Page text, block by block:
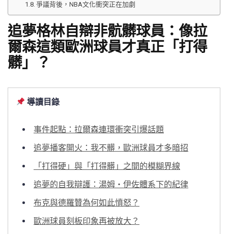
爭議背後，NBA文化衝突正在加劇
追夢格林自辯非骯髒球員：像拉
爾森這類歐洲球員才真正「打得
髒」？
導讀目錄
事件起點：拉爾森連環衝突引爆話題
追夢播客開火：我不髒，歐洲球員才多暗招
「打得硬」與「打得髒」之間的模糊界線
追夢的自我辯護：湯姆・伊佐體系下的紀律
布克與德羅贊為何如此憤怒？
歐洲球員刻板印象再被放大？